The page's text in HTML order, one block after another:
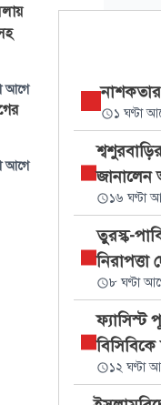
আগে
আগে
১ ঘণ্টা
জানালেন
১৬ ঘণ্টা
তুরস্ক-
নিরাপত্তা
৮ ঘণ্টা
ফ্যাসিস্ট
১২ ঘণ্টা